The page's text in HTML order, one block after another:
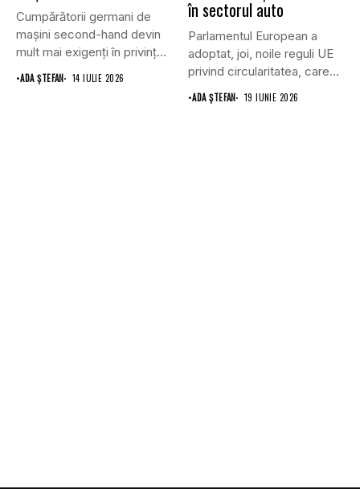
Cumpărătorii germani de
mașini second-hand devin
mult mai exigenți în privința
acoperirii...
•ADA ȘTEFAN 14 IULIE 2026
în sectorul auto
Parlamentul European a
adoptat, joi, noile reguli UE
privind circularitatea, care
acoperă...
•ADA ȘTEFAN 19 IUNIE 2026